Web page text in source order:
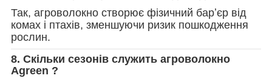
Так, агроволокно створює фізичний барʼєр від
комах і птахів, зменшуючи ризик пошкодження
рослин.
8. Скільки сезонів служить агроволокно
Agreen ?